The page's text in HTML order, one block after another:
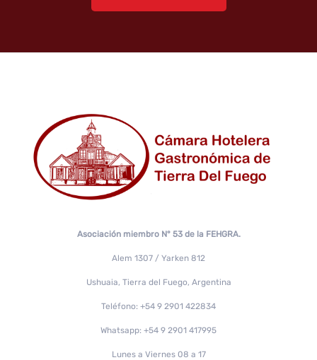
Asociación miembro N° 53 de la FEHGRA.
Alem 1307 / Yarken 812
Ushuaia, Tierra del Fuego, Argentina
Teléfono: +54 9 2901 422834
Whatsapp: +54 9 2901 417995
Lunes a Viernes 08 a 17